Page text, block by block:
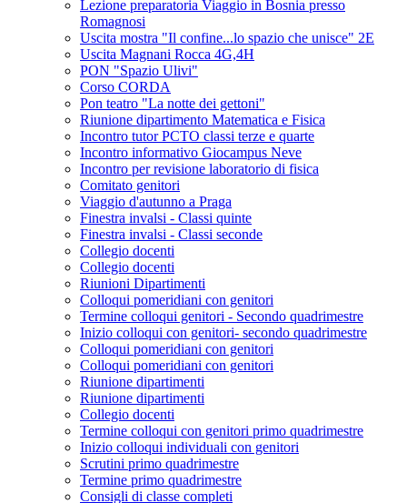
Lezione preparatoria Viaggio in Bosnia presso
Romagnosi
Uscita mostra "Il confine...lo spazio che unisce" 2E
Uscita Magnani Rocca 4G,4H
PON "Spazio Ulivi"
Corso CORDA
Pon teatro "La notte dei gettoni"
Riunione dipartimento Matematica e Fisica
Incontro tutor PCTO classi terze e quarte
Incontro informativo Giocampus Neve
Incontro per revisione laboratorio di fisica
Comitato genitori
Viaggio d'autunno a Praga
Finestra invalsi - Classi quinte
Finestra invalsi - Classi seconde
Collegio docenti
Collegio docenti
Riunioni Dipartimenti
Colloqui pomeridiani con genitori
Termine colloqui genitori - Secondo quadrimestre
Inizio colloqui con genitori- secondo quadrimestre
Colloqui pomeridiani con genitori
Colloqui pomeridiani con genitori
Riunione dipartimenti
Riunione dipartimenti
Collegio docenti
Termine colloqui con genitori primo quadrimestre
Inizio colloqui individuali con genitori
Scrutini primo quadrimestre
Termine primo quadrimestre
Consigli di classe completi